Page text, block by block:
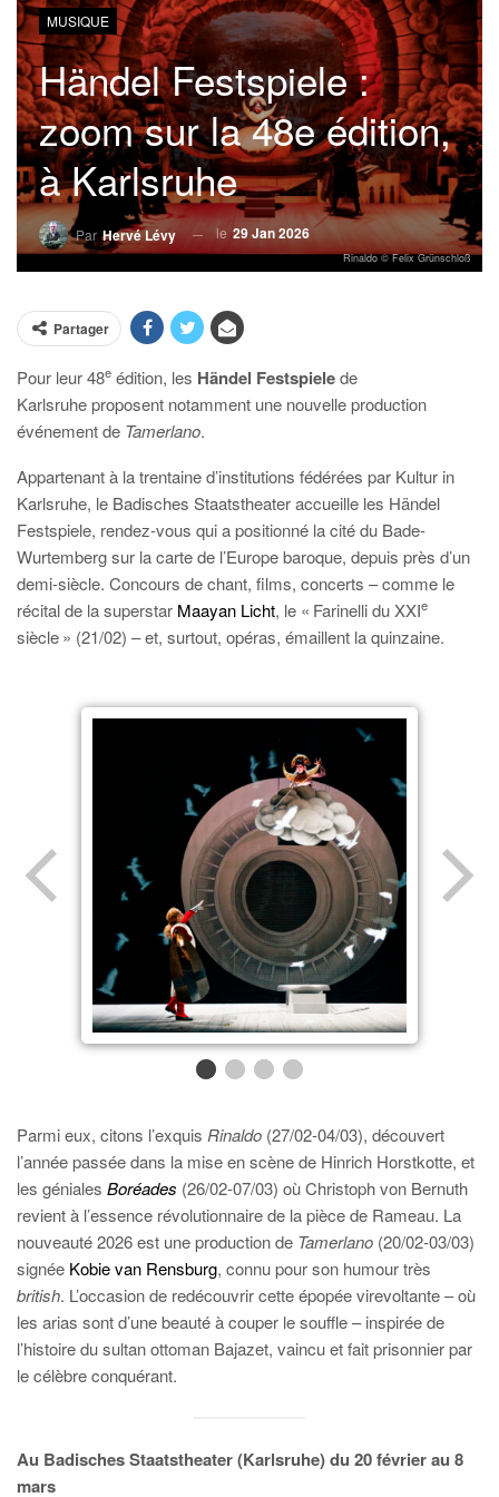
MUSIQUE
Händel Festspiele :
zoom sur la 48e édition,
à Karlsruhe
ParHervé Lévy le 29 Jan 2026
Rinaldo © Felix Grünschloß
Partager
Pour leur 48e édition, les Händel Festspielede
Karlsruheproposent notamment une nouvelle production
événement de Tamerlano.
Appartenant à la trentaine d’institutions fédérées par Kultur in
Karlsruhe, le Badisches Staatstheater accueille les Händel
Festspiele, rendez-vous qui a positionné la cité du Bade-
Wurtemberg sur la carte de l’Europe baroque, depuis près d’un
demi-siècle. Concours de chant, films, concerts – comme le
récital de la superstar Maayan Licht, le « Farinelli du XXIe
siècle » (21/02) – et, surtout, opéras, émaillent la quinzaine.
Parmi eux, citons l’exquis Rinaldo (27/02-04/03), découvert
l’année passée dans la mise en scène de Hinrich Horstkotte, et
les géniales Boréades (26/02-07/03) où Christoph von Bernuth
revient à l’essence révolutionnaire de la pièce de Rameau. La
nouveauté 2026 est une production de Tamerlano (20/02-03/03)
signée Kobie van Rensburg, connu pour son humour très
british. L’occasion de redécouvrir cette épopée virevoltante – où
les arias sont d’une beauté à couper le souffle – inspirée de
l’histoire du sultan ottoman Bajazet, vaincu et fait prisonnier par
le célèbre conquérant.
Au Badisches Staatstheater (Karlsruhe) du 20 février au 8
mars